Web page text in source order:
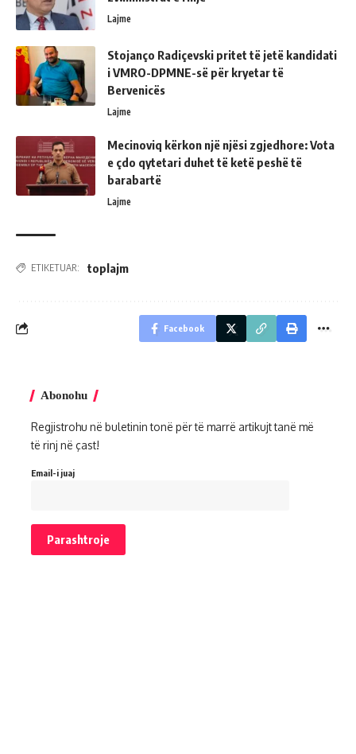
Lajme
Stojanço Radiçevski pritet të jetë kandidati
i VMRO-DPMNE-së për kryetar të
Bervenicës
Lajme
Mecinoviq kërkon një njësi zgjedhore: Vota
e çdo qytetari duhet të ketë peshë të
barabartë
Lajme
ETIKETUAR: toplajm
Facebook
Abonohu
Regjistrohu në buletinin tonë për të marrë artikujt tanë më
të rinj në çast!
Email-i juaj